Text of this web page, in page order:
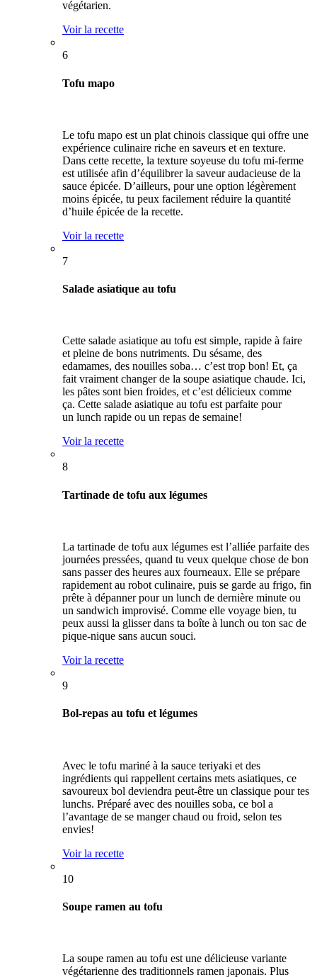
végétarien.
Voir la recette
6
Tofu mapo
Le tofu mapo est un plat chinois classique qui offre une
expérience culinaire riche en saveurs et en texture.
Dans cette recette, la texture soyeuse du tofu mi-ferme
est utilisée afin d’équilibrer la saveur audacieuse de la
sauce épicée. D’ailleurs, pour une option légèrement
moins épicée, tu peux facilement réduire la quantité
d’huile épicée de la recette.
Voir la recette
7
Salade asiatique au tofu
Cette salade asiatique au tofu est simple, rapide à faire
et pleine de bons nutriments. Du sésame, des
edamames, des nouilles soba… c’est trop bon! Et, ça
fait vraiment changer de la soupe asiatique chaude. Ici,
les pâtes sont bien froides, et c’est délicieux comme
ça. Cette salade asiatique au tofu est parfaite pour
un lunch rapide ou un repas de semaine!
Voir la recette
8
Tartinade de tofu aux légumes
La tartinade de tofu aux légumes est l’alliée parfaite des
journées pressées, quand tu veux quelque chose de bon
sans passer des heures aux fourneaux. Elle se prépare
rapidement au robot culinaire, puis se garde au frigo, fin
prête à dépanner pour un lunch de dernière minute ou
un sandwich improvisé. Comme elle voyage bien, tu
peux aussi la glisser dans ta boîte à lunch ou ton sac de
pique-nique sans aucun souci.
Voir la recette
9
Bol-repas au tofu et légumes
Avec le tofu mariné à la sauce teriyaki et des
ingrédients qui rappellent certains mets asiatiques, ce
savoureux bol deviendra peut-être un classique pour tes
lunchs. Préparé avec des nouilles soba, ce bol a
l’avantage de se manger chaud ou froid, selon tes
envies!
Voir la recette
10
Soupe ramen au tofu
La soupe ramen au tofu est une délicieuse variante
végétarienne des traditionnels ramen japonais. Plus